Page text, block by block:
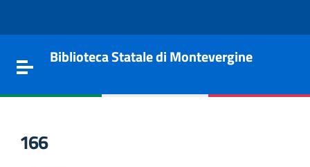
Toggle navigation
Biblioteca Statale di Montevergine
166